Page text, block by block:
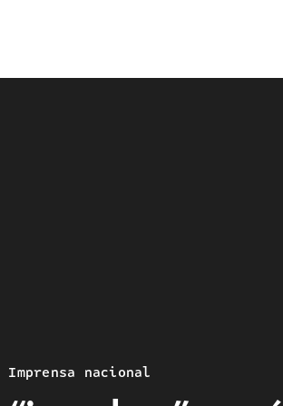
Imprensa nacional